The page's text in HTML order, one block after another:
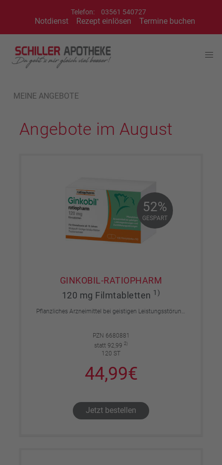
Telefon: 03561 540727
Notdienst Rezept einlösen Termine buchen
MEINE ANGEBOTE
Angebote im August
52%
GESPART
52%
GESPART
GINKOBIL-RATIOPHARM
120 mg Filmtabletten 1)
Pflanzliches Arzneimittel bei geistigen Leistungsstörungen und Durchblutungsstörungen.
PZN 6680881
statt 92,99 2)
120 ST
44,99€
Jetzt bestellen